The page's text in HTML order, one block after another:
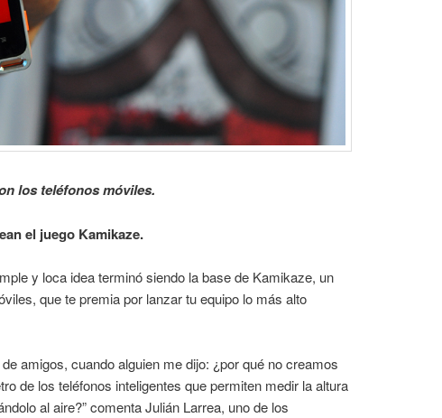
los teléfonos móviles.
el juego Kamikaze.
y loca idea terminó siendo la base de Kamikaze, un
que te premia por lanzar tu equipo lo más alto
amigos, cuando alguien me dijo: ¿por qué no creamos
de los teléfonos inteligentes que permiten medir la altura
al aire?” comenta Julián Larrea, uno de los